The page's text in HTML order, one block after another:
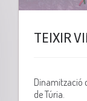
TEIXIR
Dinamització
de Túria.